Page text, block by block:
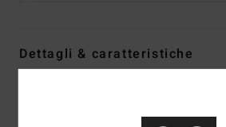
Dettagli & caratteristiche
Codice colore